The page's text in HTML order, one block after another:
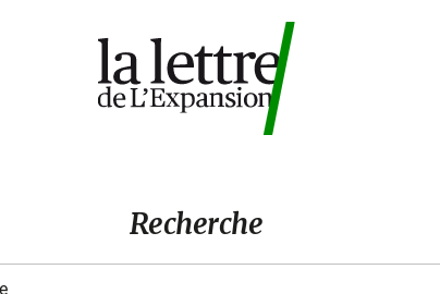
Recherche